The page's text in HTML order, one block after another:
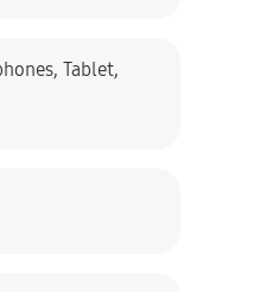
,Tablet,